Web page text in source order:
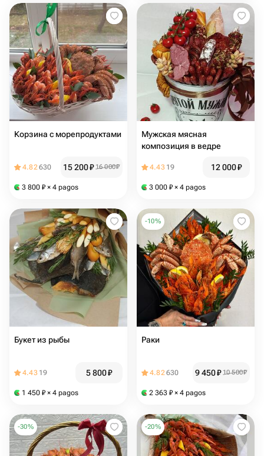
Корзина с морепродуктами
4.82630 15 200₽ 16 000₽
3 800 ₽ × 4 pagos
Мужская мясная
композиция в ведре
4.43 19 12 000₽
3 000 ₽ × 4 pagos
Букет из рыбы
4.43 19 5 800₽
1 450 ₽ × 4 pagos
-10%
Раки
4.82630 9 450₽ 10 500₽
2 363 ₽ × 4 pagos
-30% -20%